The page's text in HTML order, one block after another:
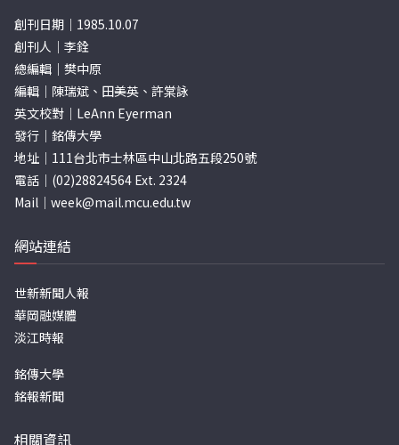
創刊日期｜1985.10.07
創刊人｜李銓
總編輯｜樊中原
編輯｜陳瑞斌、田美英、許棠詠
英文校對｜LeAnn Eyerman
發行｜銘傳大學
地址｜111台北市士林區中山北路五段250號
電話｜(02)28824564 Ext. 2324
Mail｜ week@mail.mcu.edu.tw
網站連結
世新新聞人報
華岡融媒體
淡江時報
銘傳大學
銘報新聞
相關資訊